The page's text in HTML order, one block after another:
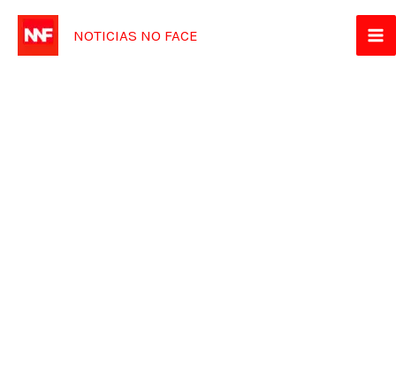
para
NOTICIAS NO FACE